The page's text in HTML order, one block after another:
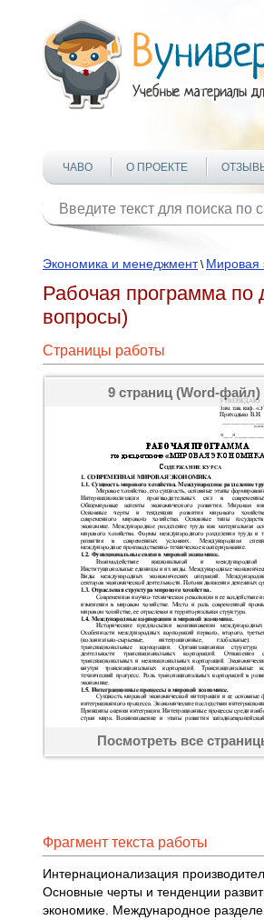
ЧАВО О ПРОЕКТЕ
Экономика и менеджмент\ Мировая
Рабочая программа по
вопросы)
Страницы работы
9 страниц (Word-файл)
Посмотреть все
Фрагмент текста работы
Интернационализация
Основные черты и тенденции
экономике. Международное